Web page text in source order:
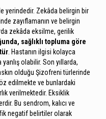
yerindedir. Zekâda belirgin bir
zayıflamanın ve belirgin
zekâda eksilme, gerilik
sağlıklı topluma göre
. Hastanın ilgisi kolayca
olabilir. Son yıllarda,
olduğu Şizofreni türlerinde
edilmekte ve bunlardaki
verilmektedir. Eksiklik
Bu sendrom, kalıcı ve
negatif belirtiler olarak